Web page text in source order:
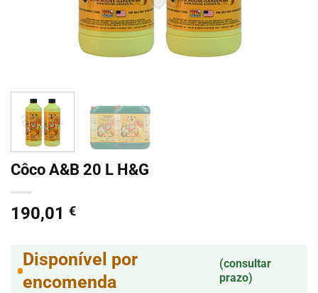
Côco A&B 20 L H&G
190,01 €
Disponível por
encomenda
(consultar
prazo)